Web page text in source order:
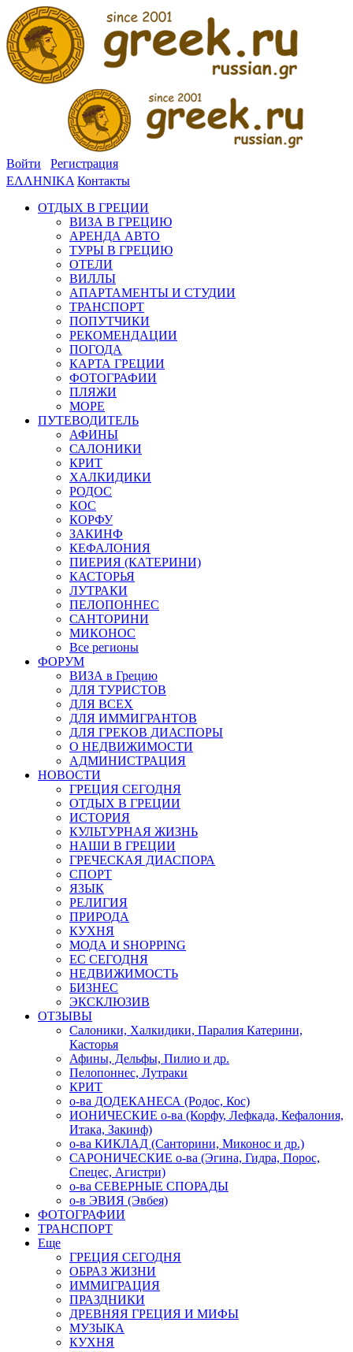
Войти
Регистрация
ΕΛΛΗΝΙΚΑ Контакты
ОТДЫХ В ГРЕЦИИ
ВИЗА В ГРЕЦИЮ
АРЕНДА АВТО
ТУРЫ В ГРЕЦИЮ
ОТЕЛИ
ВИЛЛЫ
АПАРТАМЕНТЫ И СТУДИИ
ТРАНСПОРТ
ПОПУТЧИКИ
РЕКОМЕНДАЦИИ
ПОГОДА
КАРТА ГРЕЦИИ
ФОТОГРАФИИ
ПЛЯЖИ
МОРЕ
ПУТЕВОДИТЕЛЬ
АФИНЫ
САЛОНИКИ
КРИТ
ХАЛКИДИКИ
РОДОС
КОС
КОРФУ
ЗАКИНФ
КЕФАЛОНИЯ
ПИЕРИЯ (КАТЕРИНИ)
КАСТОРЬЯ
ЛУТРАКИ
ПЕЛОПОННЕС
САНТОРИНИ
МИКОНОС
Все регионы
ФОРУМ
ВИЗА в Грецию
ДЛЯ ТУРИСТОВ
ДЛЯ ВСЕХ
ДЛЯ ИММИГРАНТОВ
ДЛЯ ГРЕКОВ ДИАСПОРЫ
О НЕДВИЖИМОСТИ
АДМИНИСТРАЦИЯ
НОВОСТИ
ГРЕЦИЯ СЕГОДНЯ
ОТДЫХ В ГРЕЦИИ
ИСТОРИЯ
КУЛЬТУРНАЯ ЖИЗНЬ
НАШИ В ГРЕЦИИ
ГРЕЧЕСКАЯ ДИАСПОРА
СПОРТ
ЯЗЫК
РЕЛИГИЯ
ПРИРОДА
КУХНЯ
МОДА И SHOPPING
ЕС СЕГОДНЯ
НЕДВИЖИМОСТЬ
БИЗНЕС
ЭКСКЛЮЗИВ
ОТЗЫВЫ
Салоники, Халкидики, Паралия Катерини,
Касторья
Афины, Дельфы, Пилио и др.
Пелопоннес, Лутраки
КРИТ
о-ва ДОДЕКАНЕСА (Родос, Кос)
ИОНИЧЕСКИЕ о-ва (Корфу, Лефкада, Кефалония,
Итака, Закинф)
о-ва КИКЛАД (Санторини, Миконос и др.)
САРОНИЧЕСКИЕ о-ва (Эгина, Гидра, Порос,
Спецес, Агистри)
о-ва СЕВЕРНЫЕ СПОРАДЫ
о-в ЭВИЯ (Эвбея)
ФОТОГРАФИИ
ТРАНСПОРТ
Еще
ГРЕЦИЯ СЕГОДНЯ
ОБРАЗ ЖИЗНИ
ИММИГРАЦИЯ
ПРАЗДНИКИ
ДРЕВНЯЯ ГРЕЦИЯ И МИФЫ
МУЗЫКА
КУХНЯ